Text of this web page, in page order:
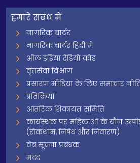
हमारे सबंध में
नागरिक चार्टर
नागरिक चार्टर हिंदी में
ऑल इंडिया रेडियो कोड
वृत्तसेवा विभाग
प्रसारण मीडिया के लिए समाचार
प्रतिक्रिया
आंतरिक शिकायत समिति
कार्यस्थल पर महिलाओं के यौन
(रोकथाम, निषेध और निवारण)
वेब सूचना प्रबंधक
मदद